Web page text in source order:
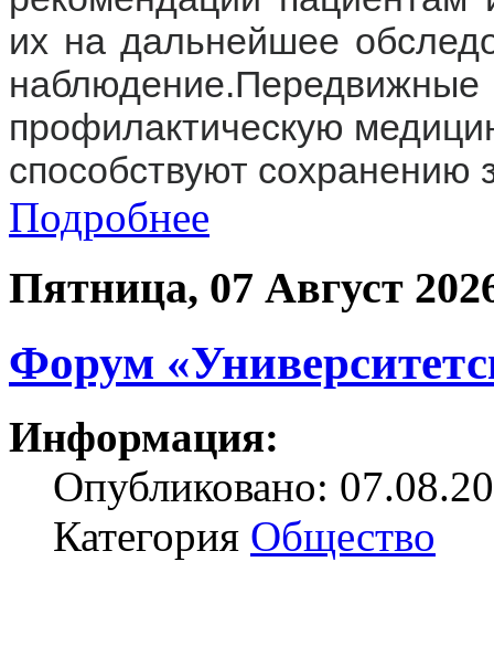
их на дальнейшее
профилактическую
способствуют сохранению
Подробнее
Пятница, 07 Август
Форум
Информация:
Опубликовано:
Категория Общество